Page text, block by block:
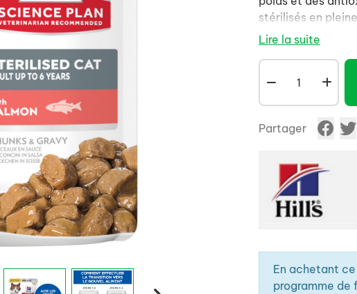
stérilisés en
Lire la suite
Partager
En achetant
programme